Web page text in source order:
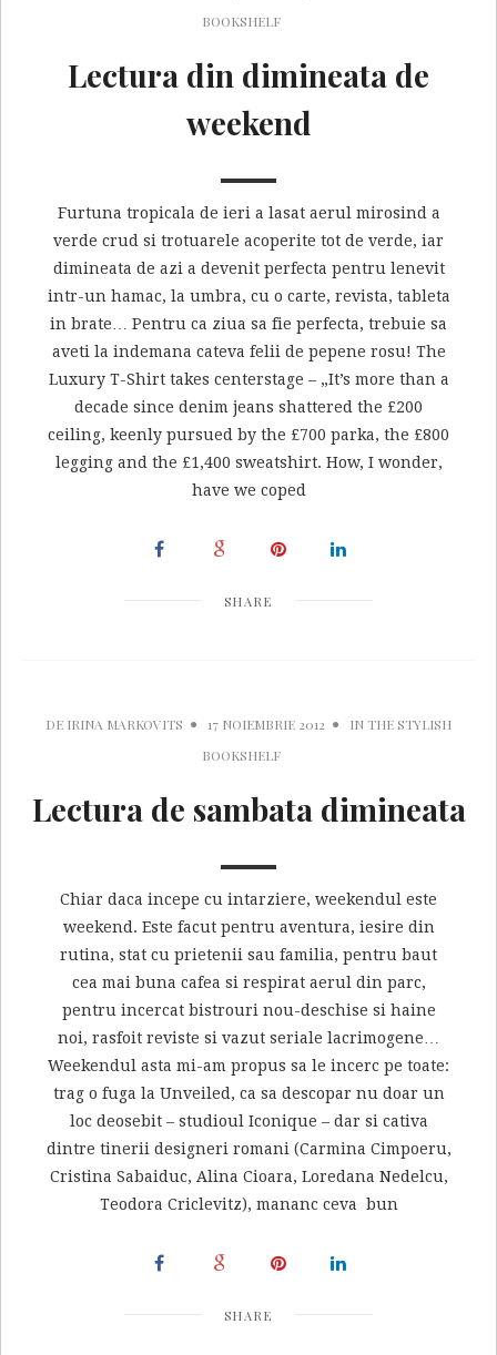
BOOKSHELF
Lectura din dimineata de
weekend
Furtuna tropicala de ieri a lasat aerul mirosind a
verde crud si trotuarele acoperite tot de verde, iar
dimineata de azi a devenit perfecta pentru lenevit
intr-un hamac, la umbra, cu o carte, revista, tableta
in brate… Pentru ca ziua sa fie perfecta, trebuie sa
aveti la indemana cateva felii de pepene rosu! The
Luxury T-Shirt takes centerstage – „It’s more than a
decade since denim jeans shattered the £200
ceiling, keenly pursued by the £700 parka, the £800
legging and the £1,400 sweatshirt. How, I wonder,
have we coped
SHARE
DE IRINA MARKOVITS 17 NOIEMBRIE 2012 INTHE STYLISH
BOOKSHELF
Lectura de sambata dimineata
Chiar daca incepe cu intarziere, weekendul este
weekend. Este facut pentru aventura, iesire din
rutina, stat cu prietenii sau familia, pentru baut
cea mai buna cafea si respirat aerul din parc,
pentru incercat bistrouri nou-deschise si haine
noi, rasfoit reviste si vazut seriale lacrimogene…
Weekendul asta mi-am propus sa le incerc pe toate:
trag o fuga la Unveiled, ca sa descopar nu doar un
loc deosebit – studioul Iconique – dar si cativa
dintre tinerii designeri romani (Carmina Cimpoeru,
Cristina Sabaiduc, Alina Cioara, Loredana Nedelcu,
Teodora Criclevitz), mananc ceva bun
SHARE